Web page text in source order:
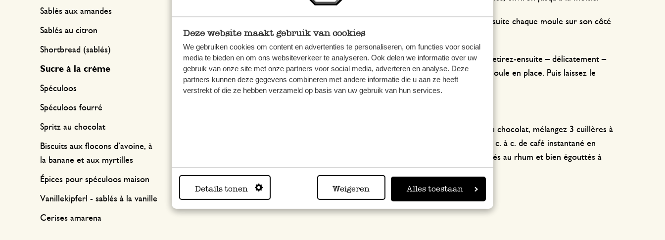
Deze website maakt gebruik van cookies
We gebruiken cookies om content en advertenties te personaliseren, om functies voor social
media te bieden en om ons websiteverkeer te analyseren. Ook delen we informatie over uw
gebruik van onze site met onze partners voor social media, adverteren en analyse. Deze
partners kunnen deze gegevens combineren met andere informatie die u aan ze heeft
verstrekt of die ze hebben verzameld op basis van uw gebruik van hun services.
Details tonen Weigeren Alles toestaan
Laissez refroidir le sucre à la crème pendant 10 à 15 minutes. Tournez ensuite chaque moule sur son côté
et laissez refroidir pendant encore 10 minutes.
Remettez les moules à plat, laissez refroidir encore quelques minutes et retirez-ensuite – délicatement –
les moules en métal. Tirez la goupille vers le haut tout en maintenant le moule en place. Puis laissez le
moule se détacher doucement du sucre à la crème.
cette recette est variable à l’infini. Pour réaliser du sucre à la crème au chocolat, mélangez 3 cuillères à
café de cacao en poudre au sucre et pour du sucre à la crème au café, ajoutez 3 c. à c. de café instantané en
poudre. Autre idée toute aussi délicieuse : ajoutez 1 c. à s. de raisins secs macérés au rhum et bien égouttés à
votre préparation.
Sablés aux amandes
Sablés au citron
Shortbread (sablés)
Sucre à la crème
Spéculoos
Spéculoos fourré
Spritz au chocolat
Biscuits aux flocons d’avoine, à
la banane et aux myrtilles
Épices pour spéculoos maison
Vanillekipferl - sablés à la vanille
Cerises amarena